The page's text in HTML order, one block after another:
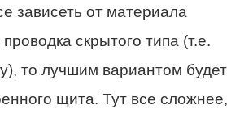
зависеть от материала
скрытого типа (т.е.
то лучшим вариантом будет
щита. Тут все сложнее,